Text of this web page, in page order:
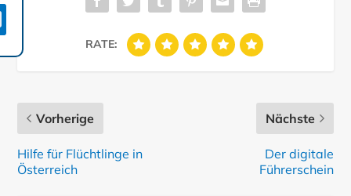
RATE:
Vorherige
Hilfe für Flüchtlinge in
Österreich
Nächste
Der digitale
Führerschein